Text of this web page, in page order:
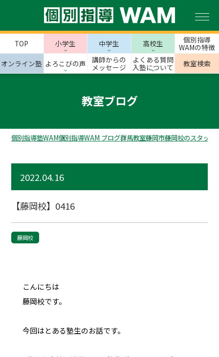
TOP 小学生 中学生 高校生
個別指導
WAMの特徴
オンライン塾 よろこびの声
講師からの
メッセージ
よくある質問
入塾について
教室検索
教室ブログ
個別指導塾WAM個別指導WAM ブログ群馬教室藤岡市藤岡校のスタッフ
2022.04.16
【藤岡校】0416
藤岡校
こんにちは
藤岡校です。
今回はとある塾生のお話です。